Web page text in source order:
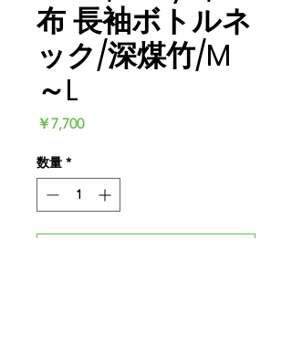
布 長袖ボトルネ
ック/深煤竹/M
～L
￥7,700価
数量 *